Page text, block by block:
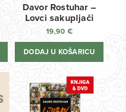
Davor Rostuhar –
Lovci sakupljači
19,90 €
DODAJ U KOŠARICU